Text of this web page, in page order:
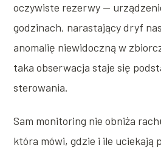
oczywiste rezerwy —
godzinach, narastający dryf
anomalię niewidoczną w
taka obserwacja staje się
sterowania.
Sam monitoring nie obniża
która mówi, gdzie i ile uciekają